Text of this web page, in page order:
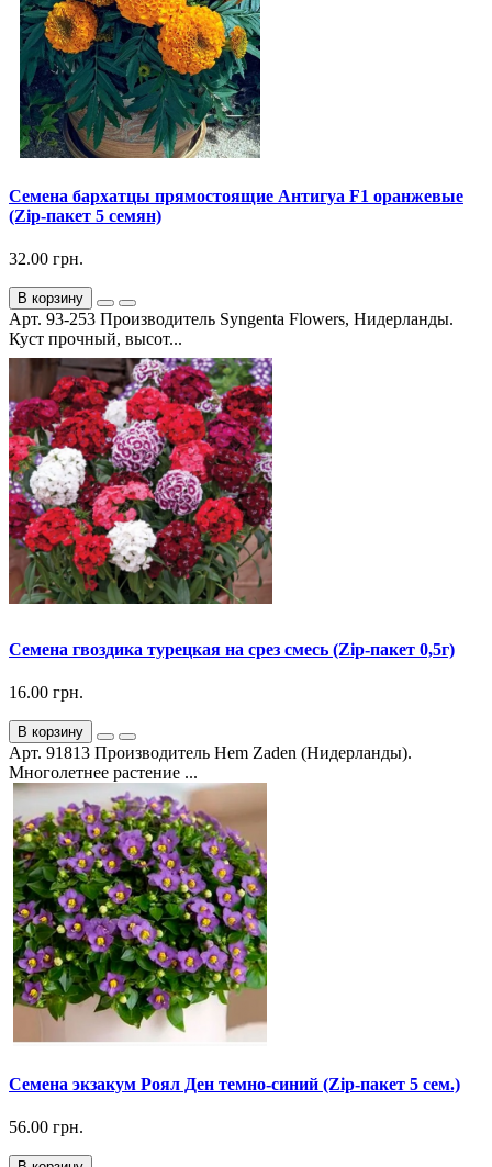
Семена бархатцы прямостоящие Антигуа F1 оранжевые
(Zip-пакет 5 семян)
32.00 грн.
В корзину
Арт. 93-253 Производитель Syngenta Flowers, Нидерланды.
Куст прочный, высот...
Семена гвоздика турецкая на срез смесь (Zip-пакет 0,5г)
16.00 грн.
В корзину
Арт. 91813 Производитель Hem Zaden (Нидерланды).
Многолетнее pacтeниe ...
Семена экзакум Роял Ден темно-синий (Zip-пакет 5 сем.)
56.00 грн.